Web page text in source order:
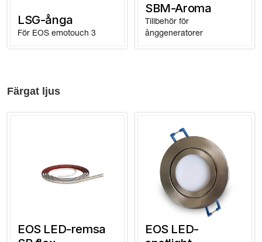
LSG-ånga
För EOS emotouch 3
SBM-Aroma
Tillbehör för
ånggeneratorer
Färgat ljus
EOS LED-remsa
EOS LED-